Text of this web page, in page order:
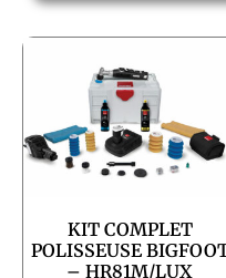
KIT COMPLET
POLISSEUSE
– HR81M/LUX